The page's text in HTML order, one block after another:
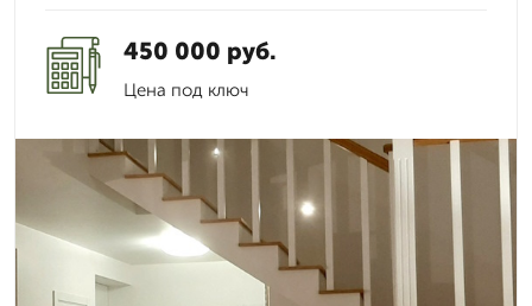
450 000 руб.
Цена под ключ